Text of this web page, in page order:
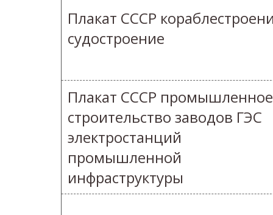
Плакат СССР
судостроение
Плакат СССР промышленное
строительство заводов ГЭС
электростанций
промышленной
инфраструктуры